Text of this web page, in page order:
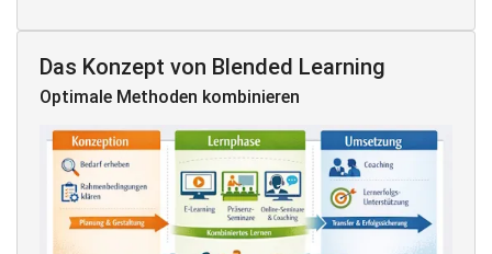
Das Konzept von Blended Learning
Optimale Methoden kombinieren